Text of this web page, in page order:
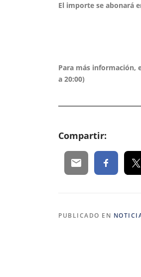
El importe se abonará
Para más información,
a 20:00)
Compartir:
PUBLICADO EN